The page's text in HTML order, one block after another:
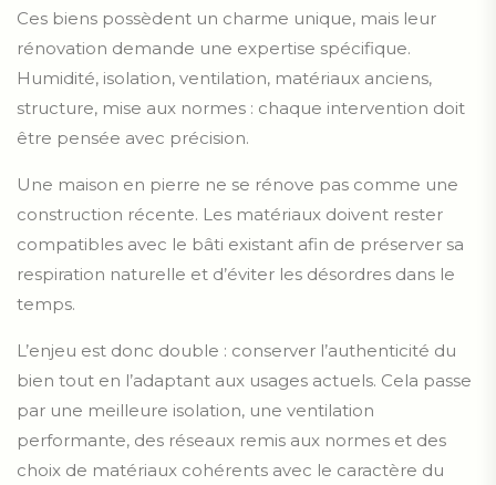
Ces biens possèdent un charme unique, mais leur
rénovation demande une expertise spécifique.
Humidité, isolation, ventilation, matériaux anciens,
structure, mise aux normes : chaque intervention doit
être pensée avec précision.
Une maison en pierre ne se rénove pas comme une
construction récente. Les matériaux doivent rester
compatibles avec le bâti existant afin de préserver sa
respiration naturelle et d’éviter les désordres dans le
temps.
L’enjeu est donc double : conserver l’authenticité du
bien tout en l’adaptant aux usages actuels. Cela passe
par une meilleure isolation, une ventilation
performante, des réseaux remis aux normes et des
choix de matériaux cohérents avec le caractère du